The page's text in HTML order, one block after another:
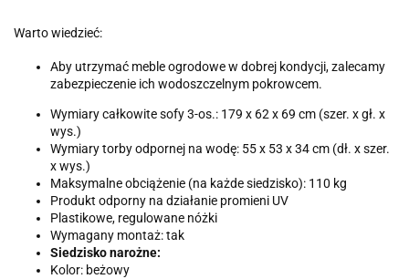
Warto wiedzieć:
Aby utrzymać meble ogrodowe w dobrej kondycji, zalecamy
zabezpieczenie ich wodoszczelnym pokrowcem.
Wymiary całkowite sofy 3-os.: 179 x 62 x 69 cm (szer. x gł. x
wys.)
Wymiary torby odpornej na wodę: 55 x 53 x 34 cm (dł. x szer.
x wys.)
Maksymalne obciążenie (na każde siedzisko): 110 kg
Produkt odporny na działanie promieni UV
Plastikowe, regulowane nóżki
Wymagany montaż: tak
Siedzisko narożne:
Kolor: beżowy